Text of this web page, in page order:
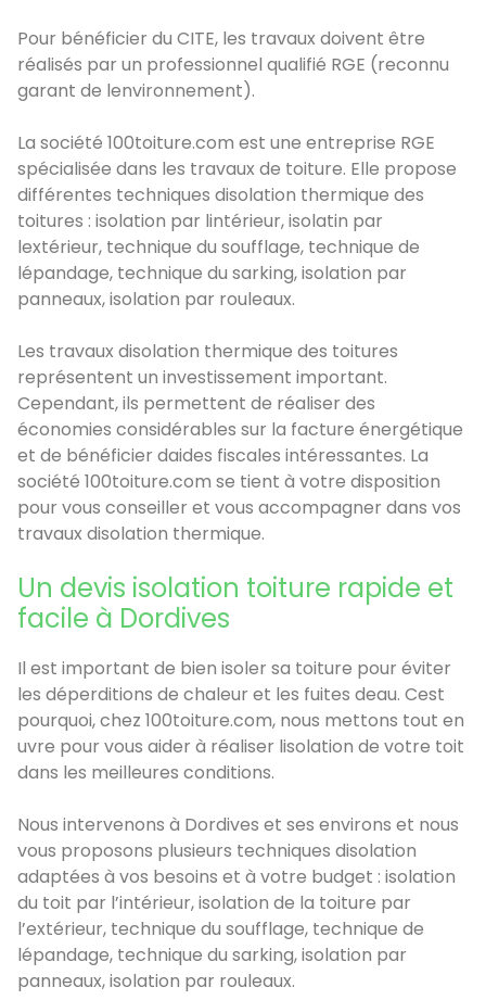
Pour bénéficier du CITE, les travaux doivent être
réalisés par un professionnel qualifié RGE (reconnu
garant de lenvironnement).
La société 100toiture.com est une entreprise RGE
spécialisée dans les travaux de toiture. Elle propose
différentes techniques disolation thermique des
toitures : isolation par lintérieur, isolatin par
lextérieur, technique du soufflage, technique de
lépandage, technique du sarking, isolation par
panneaux, isolation par rouleaux.
Les travaux disolation thermique des toitures
représentent un investissement important.
Cependant, ils permettent de réaliser des
économies considérables sur la facture énergétique
et de bénéficier daides fiscales intéressantes. La
société 100toiture.com se tient à votre disposition
pour vous conseiller et vous accompagner dans vos
travaux disolation thermique.
Un devis isolation toiture rapide et
facile à Dordives
Il est important de bien isoler sa toiture pour éviter
les déperditions de chaleur et les fuites deau. Cest
pourquoi, chez 100toiture.com, nous mettons tout en
uvre pour vous aider à réaliser lisolation de votre toit
dans les meilleures conditions.
Nous intervenons à Dordives et ses environs et nous
vous proposons plusieurs techniques disolation
adaptées à vos besoins et à votre budget : isolation
du toit par l’intérieur, isolation de la toiture par
l’extérieur, technique du soufflage, technique de
lépandage, technique du sarking, isolation par
panneaux, isolation par rouleaux.